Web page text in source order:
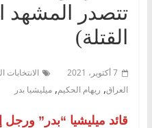
تتصدر المشهد
القتلة)
7 أكتوبر، 2021 الانتخابات
العراق, ريهام الحكيم, ميليشيا بدر
قائد ميليشيا “بدر”